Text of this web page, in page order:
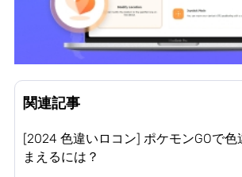
関連記事
[2024 色違いロコン] ポケモンGOで色
まえるには？